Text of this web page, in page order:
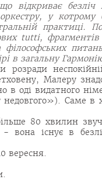
відкриває безліч
у котрому
практиці.
tutti, фрагментів
філософських
в загальну
розради
Малеру
в оді видатного
Саме в
80 хвилин
вона існує в
вересня.